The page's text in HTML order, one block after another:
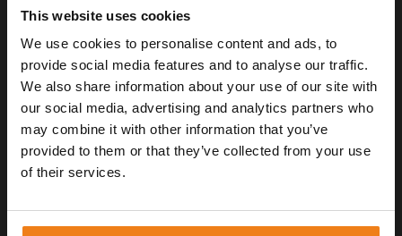
This website uses cookies
We use cookies to personalise content and ads, to
provide social media features and to analyse our traffic.
We also share information about your use of our site with
our social media, advertising and analytics partners who
may combine it with other information that you’ve
provided to them or that they’ve collected from your use
of their services.
kartonnenverpakkingen van de Den Berk Délice
tomaten. De Linerless Fruit lid Ravenwood labels
bevatten zoals het woord “Linerless” al omschrijft geen
liner of rugpapier waardoor er tot wel 40% meer
etiketten per rol worden aangebracht en aanzienlijk
minder afval ontstaat gedurende het productieproces,
omdat zelfs het stansafval recyclebaar is.
EN
NL
FR
DK